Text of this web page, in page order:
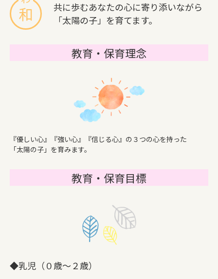
和
共に歩むあなたの心に寄り添いながら
「太陽の子」を育てます。
教育・保育理念
『優しい心』『強い心』『信じる心』の３つの心を持った
「太陽の子」を育みます。
教育・保育目標
◆乳児（０歳～２歳）